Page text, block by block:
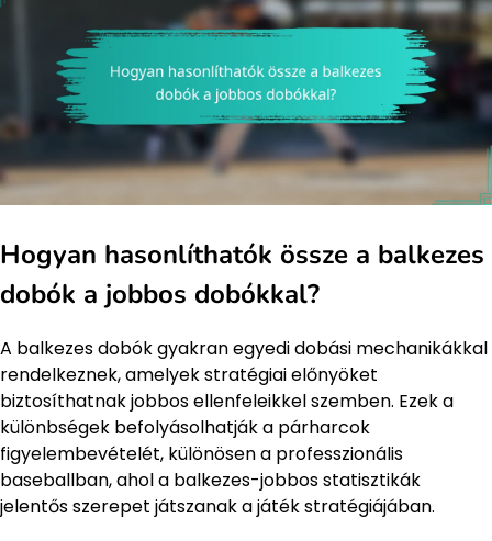
Hogyan hasonlíthatók össze a balkezes
dobók a jobbos dobókkal?
A balkezes dobók gyakran egyedi dobási mechanikákkal
rendelkeznek, amelyek stratégiai előnyöket
biztosíthatnak jobbos ellenfeleikkel szemben. Ezek a
különbségek befolyásolhatják a párharcok
figyelembevételét, különösen a professzionális
baseballban, ahol a balkezes-jobbos statisztikák
jelentős szerepet játszanak a játék stratégiájában.